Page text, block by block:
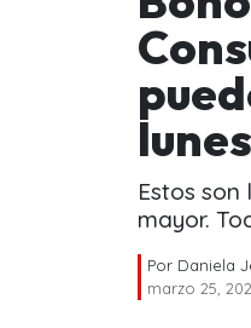
Estos
mayor.
Por Daniela
marzo 25,